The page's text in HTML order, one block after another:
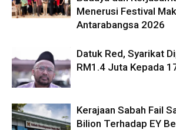
Menerusi Festival
Antarabangsa 2026
Datuk Red, Syarikat
RM1.4 Juta Kepada
Kerajaan Sabah Fail
Bilion Terhadap EY